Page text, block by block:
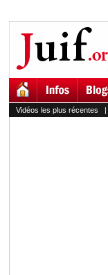
Vidéos les plus récentes |